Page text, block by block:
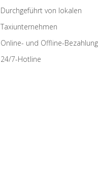
Durchgeführt von lokalen
Taxiunternehmen
Online- und Offline-
24/7-Hotline